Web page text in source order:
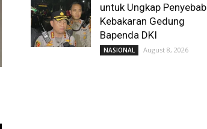
untuk Ungkap Penyebab
Kebakaran Gedung
Bapenda DKI
NASIONAL August 8, 2026